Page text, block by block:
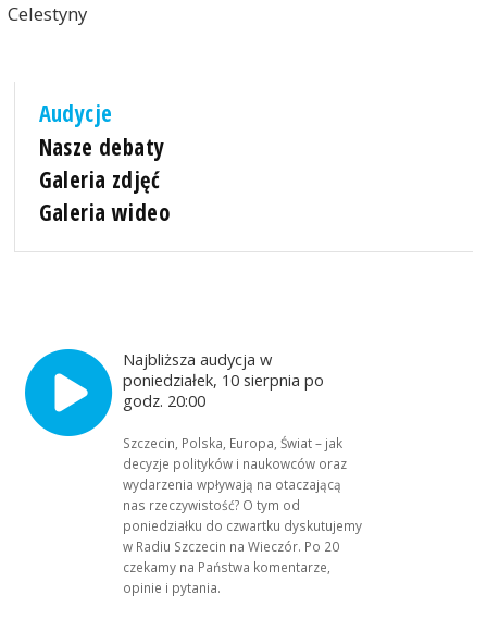
Celestyny
Audycje
Nasze debaty
Galeria zdjęć
Galeria wideo
Najbliższa audycja w
poniedziałek, 10 sierpnia po
godz. 20:00
Szczecin, Polska, Europa, Świat – jak
decyzje polityków i naukowców oraz
wydarzenia wpływają na otaczającą
nas rzeczywistość? O tym od
poniedziałku do czwartku dyskutujemy
w Radiu Szczecin na Wieczór. Po 20
czekamy na Państwa komentarze,
opinie i pytania.